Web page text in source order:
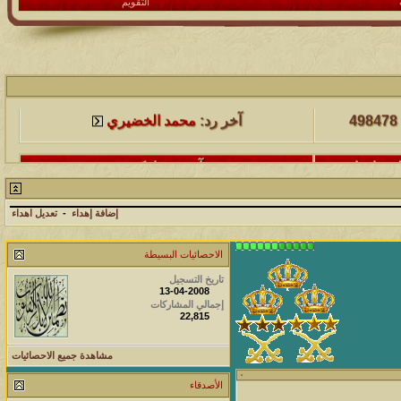
498478 آخر رد:محمد الخضيري
آخر مشاركة
آخر مشاركة
آخر رد:محمد الخضيري
آخر مشاركة
آخر رد:محمد الخضيري
212779 آخر رد:محمد الخضيري
إضافة إهداء - تعديل اهداء
الاحصائيات البسيطة
تاريخ التسجيل
13-04-2008
إجمالي المشاركات
22,815
مشاهدة جميع الاحصائيات
الأصدقاء